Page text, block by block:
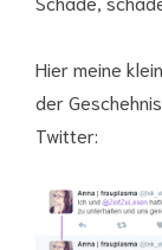
Hier meine
der
Twitter: